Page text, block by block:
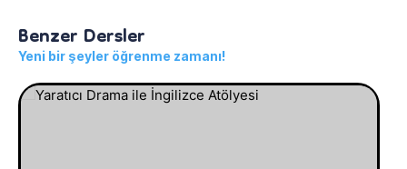
Benzer Dersler
Yeni bir şeyler öğrenme zamanı!